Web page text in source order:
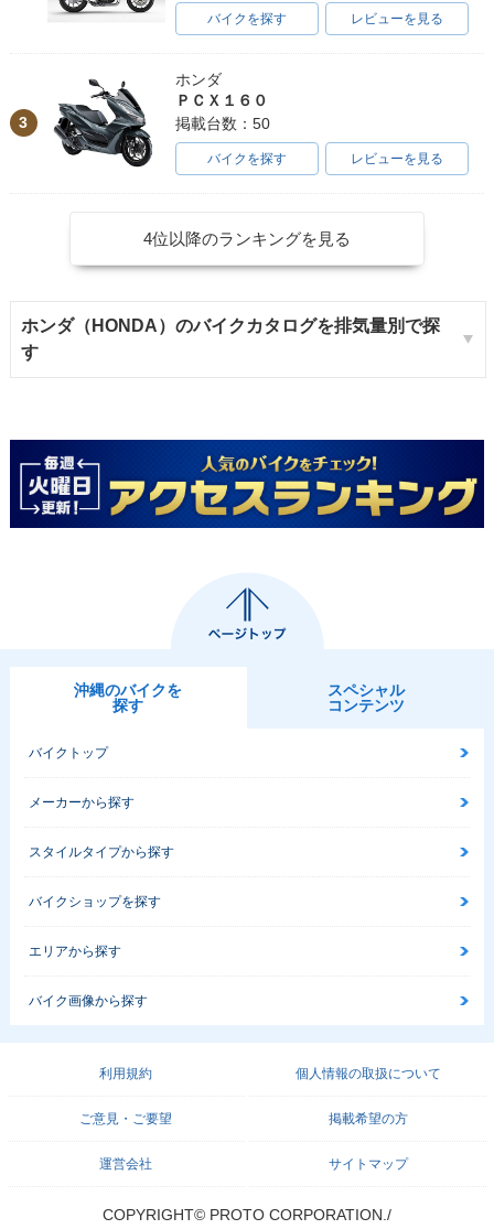
バイクを探す レビューを見る
3
ホンダ
ＰＣＸ１６０
掲載台数：50
バイクを探す レビューを見る
4位以降のランキングを見る
ホンダ（HONDA）のバイクカタログを排気量別で探
す
沖縄のバイクを
探す
スペシャル
コンテンツ
バイクトップ
メーカーから探す
スタイルタイプから探す
バイクショップを探す
エリアから探す
バイク画像から探す
利用規約 個人情報の取扱について
ご意見・ご要望 掲載希望の方
運営会社 サイトマップ
COPYRIGHT© PROTO CORPORATION./